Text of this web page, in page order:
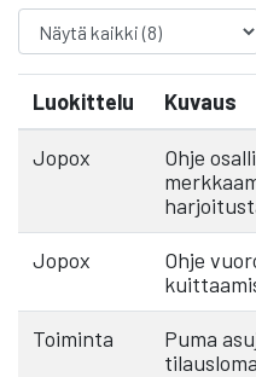
Luokittelu Kuvaus
Jopox
Ohje
Jopox
Ohje
Toiminta
Puma